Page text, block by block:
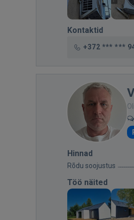
Kontaktid
+372 *** ***
Hinnad
Rõdu soojustus
Töö näited